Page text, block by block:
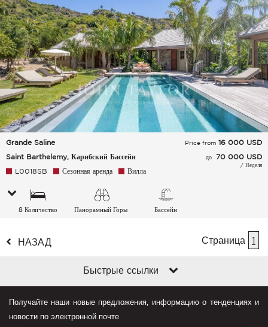
Grande Saline
Saint Barthelemy, Карибский Бассейн
Price from 16 000 USD
до 70 000 USD
/ Неделя
L0018SB Сезонная аренда Вилла
8 Количество
Панорамный Горы Бассейн
НАЗАД Страница 1
Быстрые ссылки
Получайте наши новые предложения, информацию о тенденциях и
новости по электронной почте